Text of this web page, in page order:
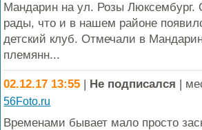
Мандарин на ул. Розы Люксембург.
рады, что и в нашем районе
детский клуб. Отмечали в
племянн...
02.12.17 13:55 | Не подписался |
56Foto.ru
Временами бывает мало просто